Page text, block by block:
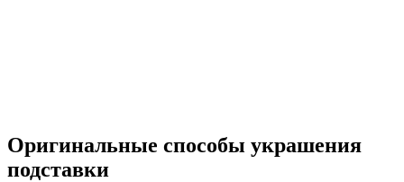
Оригинальные способы украшения
подставки